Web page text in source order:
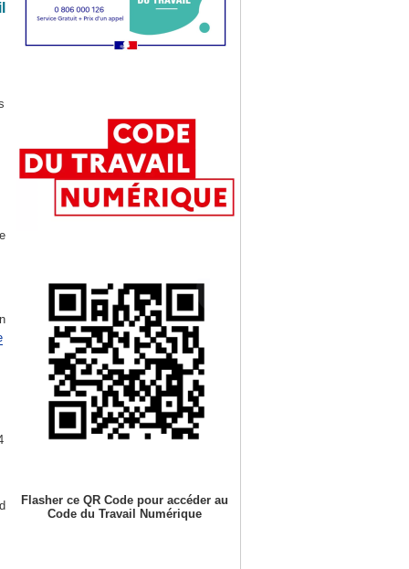
Flasher ce QR Code pour accéder au
Code du Travail Numérique